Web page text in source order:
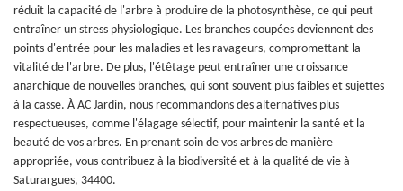
réduit la capacité de l'arbre à produire de la photosynthèse, ce qui peut
entraîner un stress physiologique. Les branches coupées deviennent des
points d'entrée pour les maladies et les ravageurs, compromettant la
vitalité de l'arbre. De plus, l'étêtage peut entraîner une croissance
anarchique de nouvelles branches, qui sont souvent plus faibles et sujettes
à la casse. À AC Jardin, nous recommandons des alternatives plus
respectueuses, comme l'élagage sélectif, pour maintenir la santé et la
beauté de vos arbres. En prenant soin de vos arbres de manière
appropriée, vous contribuez à la biodiversité et à la qualité de vie à
Saturargues, 34400.